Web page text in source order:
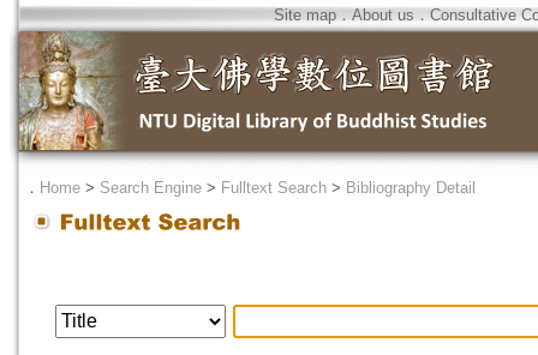
Site map．About us ． Consultative
． Home > Search Engine > Fulltext Search > Bibliography Detail